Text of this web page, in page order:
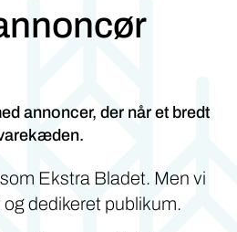
annoncer, der når et bredt
Ekstra Bladet. Men vi
dedikeret publikum.